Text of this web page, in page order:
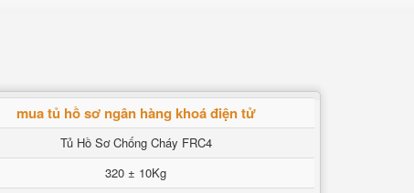
mua tủ hồ sơ ngân hàng khoá điện tử
Tủ Hồ Sơ Chống Cháy FRC4
320 ± 10Kg